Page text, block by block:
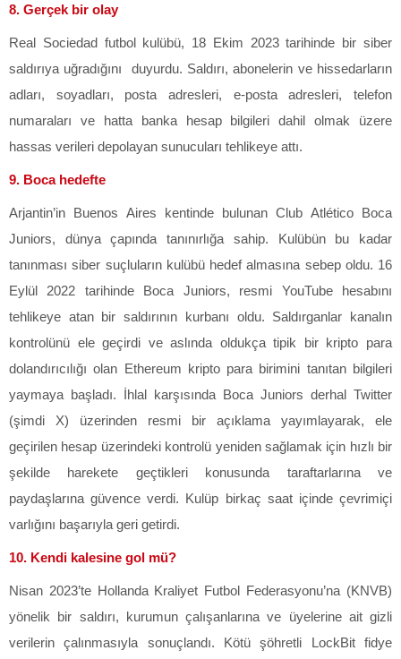
8. Gerçek bir olay
Real Sociedad futbol kulübü, 18 Ekim 2023 tarihinde bir siber
saldırıya uğradığını duyurdu. Saldırı, abonelerin ve hissedarların
adları, soyadları, posta adresleri, e-posta adresleri, telefon
numaraları ve hatta banka hesap bilgileri dahil olmak üzere
hassas verileri depolayan sunucuları tehlikeye attı.
9. Boca hedefte
Arjantin’in Buenos Aires kentinde bulunan Club Atlético Boca
Juniors, dünya çapında tanınırlığa sahip. Kulübün bu kadar
tanınması siber suçluların kulübü hedef almasına sebep oldu. 16
Eylül 2022 tarihinde Boca Juniors, resmi YouTube hesabını
tehlikeye atan bir saldırının kurbanı oldu. Saldırganlar kanalın
kontrolünü ele geçirdi ve aslında oldukça tipik bir kripto para
dolandırıcılığı olan Ethereum kripto para birimini tanıtan bilgileri
yaymaya başladı. İhlal karşısında Boca Juniors derhal Twitter
(şimdi X) üzerinden resmi bir açıklama yayımlayarak, ele
geçirilen hesap üzerindeki kontrolü yeniden sağlamak için hızlı bir
şekilde harekete geçtikleri konusunda taraftarlarına ve
paydaşlarına güvence verdi. Kulüp birkaç saat içinde çevrimiçi
varlığını başarıyla geri getirdi.
10. Kendi kalesine gol mü?
Nisan 2023’te Hollanda Kraliyet Futbol Federasyonu’na (KNVB)
yönelik bir saldırı, kurumun çalışanlarına ve üyelerine ait gizli
verilerin çalınmasıyla sonuçlandı. Kötü şöhretli LockBit fidye